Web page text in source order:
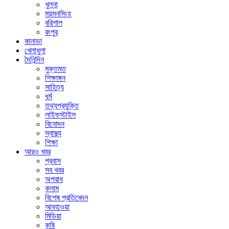
খুলনা
ময়মনসিংহ
বরিশাল
রংপুর
কানাডা
খেলাধুলা
দৈনিন্দিন
মুক্তমত
শিক্ষাঙ্গন
সাহিত্য
ধর্ম
তথ্যপ্রযুক্তি
লাইফস্টাইল
বিনোদন
স্বাস্থ্য
শিক্ষা
আরও খবর
প্রবাস
সব খবর
অপরাধ
কলাম
বিশেষ প্রতিবেদন
আবহাওয়া
মিডিয়া
কৃষি